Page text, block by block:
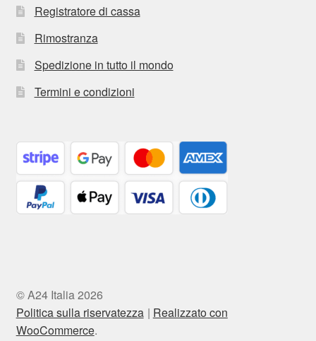
Registratore di cassa
Rimostranza
Spedizione in tutto il mondo
Termini e condizioni
© A24 Italia 2026
Politica sulla riservatezza
Realizzato con
WooCommerce.